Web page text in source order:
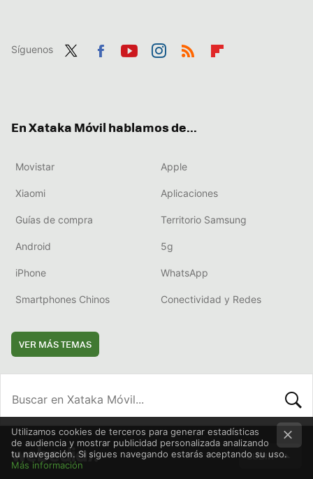
Síguenos
En Xataka Móvil hablamos de...
Movistar Apple
Xiaomi Aplicaciones
Guías de compra Territorio Samsung
Android 5g
iPhone WhatsApp
Smartphones Chinos Conectividad y Redes
VER MÁS TEMAS
SUBIR
Utilizamos cookies de terceros para generar estadísticas
de audiencia y mostrar publicidad personalizada analizando
tu navegación. Si sigues navegando estarás aceptando su uso.
Más información